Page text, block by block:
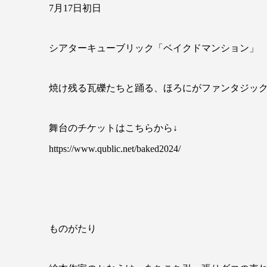
7月17日初日
シアターキューブリック「ベイクドマンション」
焼け残る瓦礫たちと踊る、ほろにがファンタジッ
舞台のチケットはこちらから↓
https://www.qublic.net/baked2024/
ものがたり